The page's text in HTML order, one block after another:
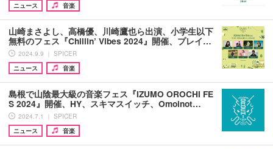
ニュース
音楽
山崎まさよし、高橋優、川崎鷹也ら出演、小学生以下
無料のフェス『Chillin’ Vibes 2024』開催、プレイ…
2024.9.9 ｜ SPICER
ニュース
音楽
島根で山陰最大級の音楽フェス『IZUMO OROCHI FE
S 2024』開催、HY、スキマスイッチ、Omoinot…
2024.7.1 ｜ SPICER
ニュース
音楽